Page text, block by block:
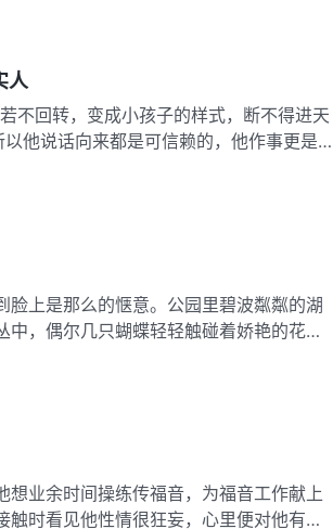
人
不回转，变成小孩子的样式，断不得进天
以他说话向来都是可信赖的，他作事更是…
上是那么的惬意。公园里碧波粼粼的湖
中，偶尔几只蝴蝶轻轻触碰着娇艳的花
业余时间操练传福音，为福音工作献上
时看见他性情很狂妄，心里便对他有些